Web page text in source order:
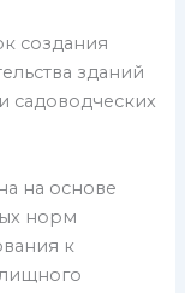
создания
зданий
садоводческих
на основе
норм
к